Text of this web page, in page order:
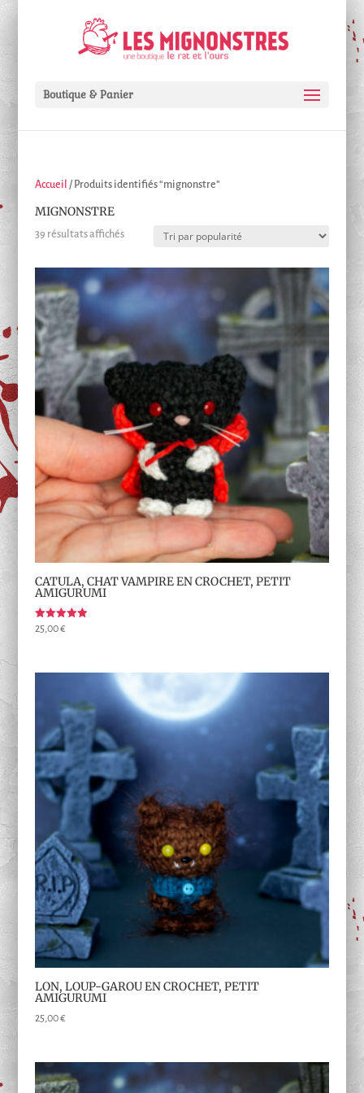
Boutique & Panier
Accueil / Produits identifiés “mignonstre”
MIGNONSTRE
39 résultats affichésTrié
popularité
CATULA, CHAT VAMPIRE EN CROCHET, PETIT
AMIGURUMI
Note
5.00
25,00€
LON, LOUP-GAROU EN CROCHET, PETIT
AMIGURUMI
25,00€